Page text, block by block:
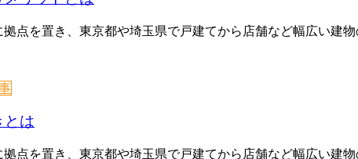
点を置き、東京都や埼玉県で戸建てから店舗など幅広い建
とは
点を置き、東京都や埼玉県で戸建てから店舗など幅広い建